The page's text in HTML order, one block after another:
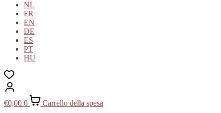
NL
FR
EN
DE
ES
PT
HU
€0,00 0
Carrello della spesa